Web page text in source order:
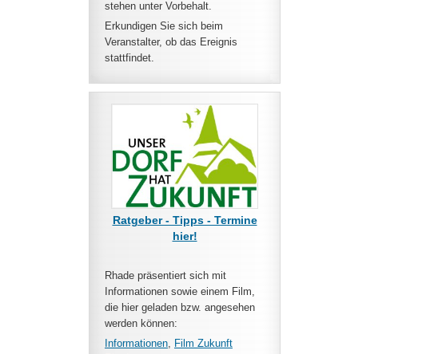
stehen unter Vorbehalt.
Erkundigen Sie sich beim
Veranstalter, ob das Ereignis
stattfindet.
Ratgeber - Tipps - Termine
hier!
Rhade präsentiert sich mit
Informationen sowie einem Film,
die hier geladen bzw. angesehen
werden können:
Informationen, Film Zukunft